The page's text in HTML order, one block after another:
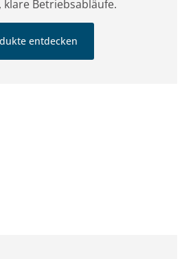
klare Betriebsabläufe.
entdecken